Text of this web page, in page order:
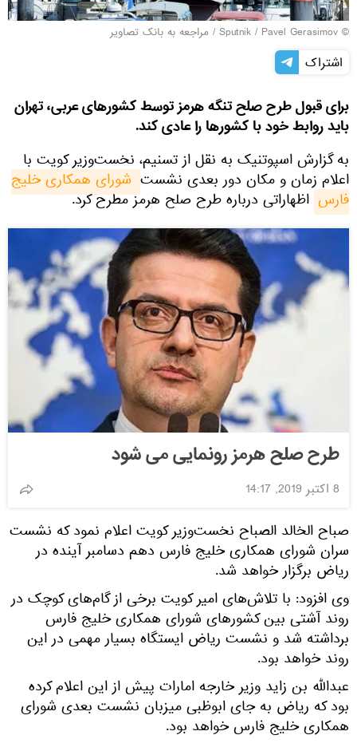
© Sputnik / Pavel Gerasimov
/ مراجعه به بانک تصاویر
اشتراک
برای قبول طرح صلح تنگه هرمز توسط کشورهای عربی، تهران
باید روابط خود با کشورها را عادی کند.
به گزارش اسپوتنیک به نقل از تسنیم، نخست‌وزیر کویت با
اعلام زمان و مکان دور بعدی نشست
فارس اظهاراتی درباره طرح صلح هرمز مطرح کرد.
طرح صلح هرمز رونمایی می شود
8 اکتبر 2019, 14:17
صباح الخالد الصباح نخست‌وزیر کویت اعلام نمود که نشست
سران شورای همکاری خلیج فارس دهم دسامبر آینده در
ریاض برگزار خواهد شد.
وی افزود: با تلاش‌های امیر کویت برخی از گام‌های کوچک در
روند آشتی بین کشورهای شورای همکاری خلیج فارس
برداشته شد و نشست ریاض ایستگاه بسیار مهمی در این
روند خواهد بود.
عبدالله بن زاید وزیر خارجه امارات پیش از این اعلام کرده
بود که ریاض به جای ابوظبی میزبان نشست بعدی شورای
همکاری خلیج فارس خواهد بود.